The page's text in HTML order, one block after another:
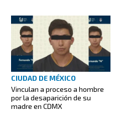
CIUDAD DE MÉXICO
Vinculan a proceso a hombre
por la desaparición de su
madre en CDMX